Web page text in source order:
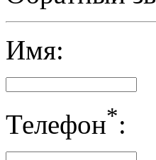
Имя:
Телефон*: